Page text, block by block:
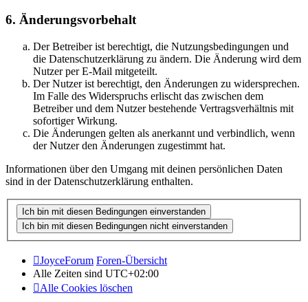
6. Änderungsvorbehalt
Der Betreiber ist berechtigt, die Nutzungsbedingungen und
die Datenschutzerklärung zu ändern. Die Änderung wird dem
Nutzer per E-Mail mitgeteilt.
Der Nutzer ist berechtigt, den Änderungen zu widersprechen.
Im Falle des Widerspruchs erlischt das zwischen dem
Betreiber und dem Nutzer bestehende Vertragsverhältnis mit
sofortiger Wirkung.
Die Änderungen gelten als anerkannt und verbindlich, wenn
der Nutzer den Änderungen zugestimmt hat.
Informationen über den Umgang mit deinen persönlichen Daten
sind in der Datenschutzerklärung enthalten.
JoyceForum Foren-Übersicht
Alle Zeiten sind UTC+02:00
Alle Cookies löschen